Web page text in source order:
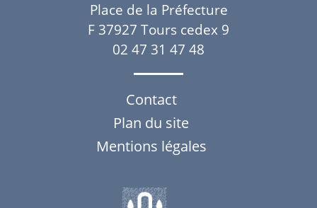
Place de la Préfecture
F 37927 Tours cedex 9
02 47 31 47 48
Contact
Plan du site
Mentions légales